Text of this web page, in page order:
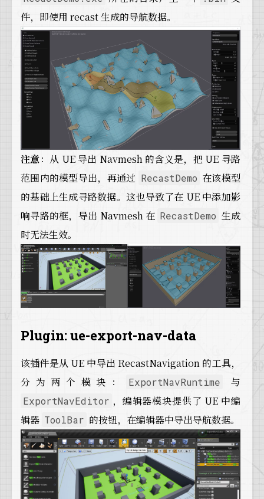
件，即使用 recast 生成的导航数据。
注意：从 UE 导出 Navmesh 的含义是，把 UE 寻路
范围内的模型导出，再通过 RecastDemo 在该模型
的基础上生成寻路数据。这也导致了在 UE 中添加影
响寻路的框，导出 Navmesh 在 RecastDemo 生成
时无法生效。
Plugin: ue-export-nav-data
该插件是从 UE 中导出 RecastNavigation 的工具，
分为两个模块：
ExportNavRuntime 与
ExportNavEditor ，编辑器模块提供了 UE 中编
辑器 ToolBar 的按钮，在编辑器中导出导航数据。